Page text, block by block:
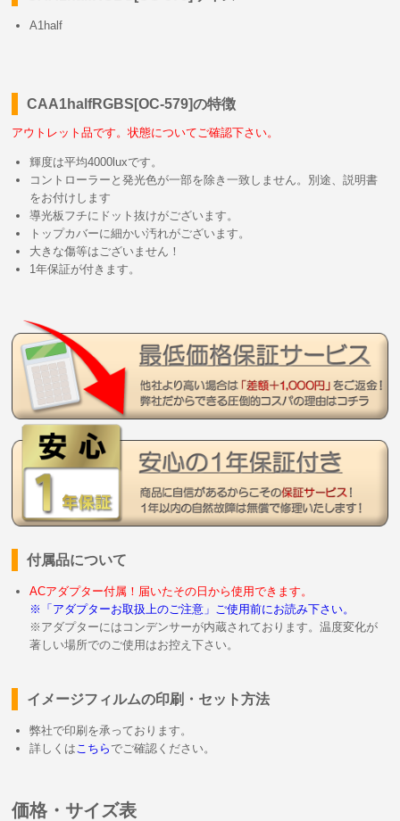
A1half
CAA1halfRGBS[OC-579]の特徴
アウトレット品です。状態についてご確認下さい。
輝度は平均4000luxです。
コントローラーと発光色が一部を除き一致しません。別途、説明書
をお付けします
導光板フチにドット抜けがございます。
トップカバーに細かい汚れがございます。
大きな傷等はございません！
1年保証が付きます。
付属品について
ACアダプター付属！届いたその日から使用できます。
※「アダプターお取扱上のご注意」ご使用前にお読み下さい。
※アダプターにはコンデンサーが内蔵されております。温度変化が
著しい場所でのご使用はお控え下さい。
イメージフィルムの印刷・セット方法
弊社で印刷を承っております。
詳しくは こちら でご確認ください。
価格・サイズ表